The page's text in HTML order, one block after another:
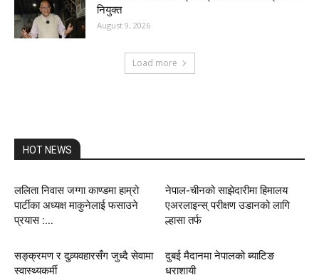
नियुक्त
August 9, 2026
Load more
HOT NEWS
ललिता निवास जग्गा काण्डमा हाम्रो
पार्टीका अध्यक्ष माकुनेलाई फसाउने
प्रयास :...
नेपाल-चीनको साझेदारीमा हिमालय
एअरलाइन्स् परीक्षण उडानको लागि
ल्हासा तर्फ
सङ्क्रमण र दुव्र्यवहारसँग जुध्दै सेवामा
स्वास्थ्यकर्मी
दुबई मैदानमा नेपालको ब्याटिङ
धराशायी